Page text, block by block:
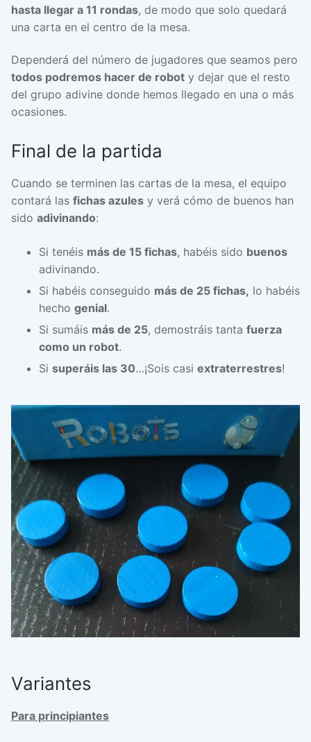
hasta llegar a 11 rondas, de modo que solo quedará
una carta en el centro de la mesa.
Dependerá del número de jugadores que seamos pero
todos podremos hacer de robot y dejar que el resto
del grupo adivine donde hemos llegado en una o más
ocasiones.
Final de la partida
Cuando se terminen las cartas de la mesa, el equipo
contará las fichas azules y verá cómo de buenos han
sido adivinando:
Si tenéis más de 15 fichas, habéis sido buenos
adivinando.
Si habéis conseguido más de 25 fichas, lo habéis
hecho genial.
Si sumáis más de 25, demostráis tanta fuerza
como un robot.
Si superáis las 30…¡Sois casi extraterrestres!
Variantes
Para principiantes